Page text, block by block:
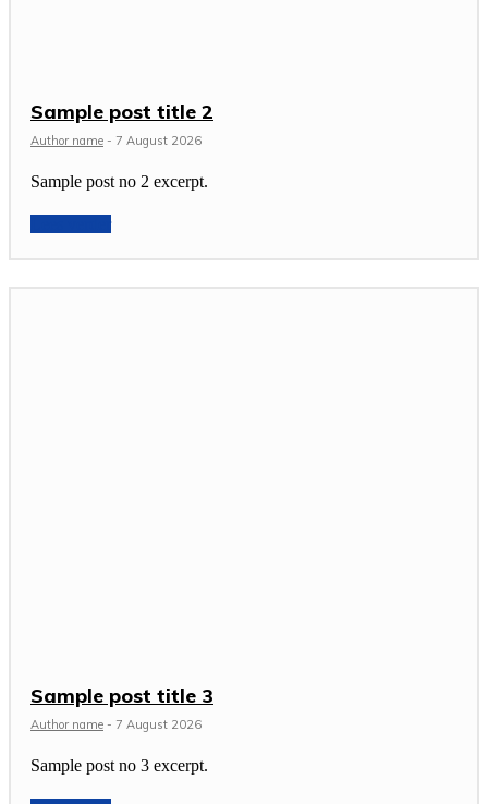
Sample post title 2
Author name - 7 August 2026
Sample post no 2 excerpt.
Sample post title 3
Author name - 7 August 2026
Sample post no 3 excerpt.